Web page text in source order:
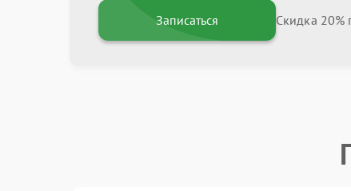
Записаться Скидка 20%